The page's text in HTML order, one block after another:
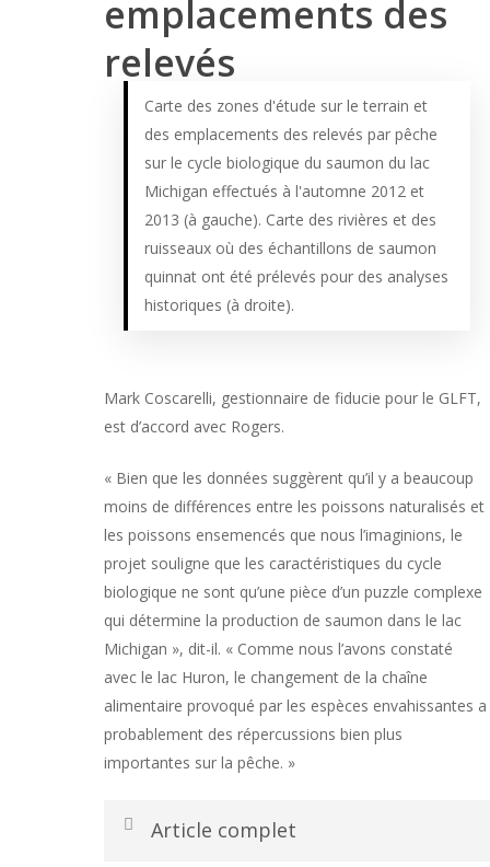
emplacements des
relevés
Carte des zones d'étude sur le terrain et
des emplacements des relevés par pêche
sur le cycle biologique du saumon du lac
Michigan effectués à l'automne 2012 et
2013 (à gauche). Carte des rivières et des
ruisseaux où des échantillons de saumon
quinnat ont été prélevés pour des analyses
historiques (à droite).
Mark Coscarelli, gestionnaire de fiducie pour le GLFT,
est d’accord avec Rogers.
« Bien que les données suggèrent qu’il y a beaucoup
moins de différences entre les poissons naturalisés et
les poissons ensemencés que nous l’imaginions, le
projet souligne que les caractéristiques du cycle
biologique ne sont qu’une pièce d’un puzzle complexe
qui détermine la production de saumon dans le lac
Michigan », dit-il. « Comme nous l’avons constaté
avec le lac Huron, le changement de la chaîne
alimentaire provoqué par les espèces envahissantes a
probablement des répercussions bien plus
importantes sur la pêche. »
Article complet